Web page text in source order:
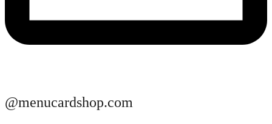
@menucardshop.com